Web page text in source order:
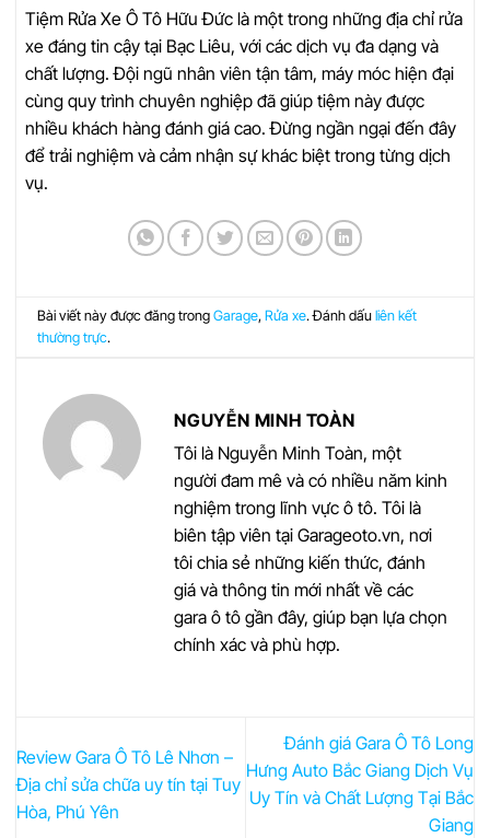
Tiệm Rửa Xe Ô Tô Hữu Đức là một trong những địa chỉ rửa
xe đáng tin cậy tại Bạc Liêu, với các dịch vụ đa dạng và
chất lượng. Đội ngũ nhân viên tận tâm, máy móc hiện đại
cùng quy trình chuyên nghiệp đã giúp tiệm này được
nhiều khách hàng đánh giá cao. Đừng ngần ngại đến đây
để trải nghiệm và cảm nhận sự khác biệt trong từng dịch
vụ.
Bài viết này được đăng trongGarage,Rửa xe. Đánh dấuliên kết
thường trực.
NGUYỄN MINH TOÀN
Tôi là Nguyễn Minh Toàn, một
người đam mê và có nhiều năm kinh
nghiệm trong lĩnh vực ô tô. Tôi là
biên tập viên tại Garageoto.vn, nơi
tôi chia sẻ những kiến thức, đánh
giá và thông tin mới nhất về các
gara ô tô gần đây, giúp bạn lựa chọn
chính xác và phù hợp.
Review Gara Ô Tô Lê Nhơn –
Địa chỉ sửa chữa uy tín tại Tuy
Hòa, Phú Yên
Đánh giá Gara Ô Tô Long
Hưng Auto Bắc Giang Dịch Vụ
Uy Tín và Chất Lượng Tại Bắc
Giang